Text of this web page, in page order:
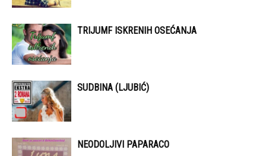
TRIJUMF ISKRENIH OSEĆANJA
SUDBINA (LJUBIĆ)
NEODOLJIVI PAPARACO